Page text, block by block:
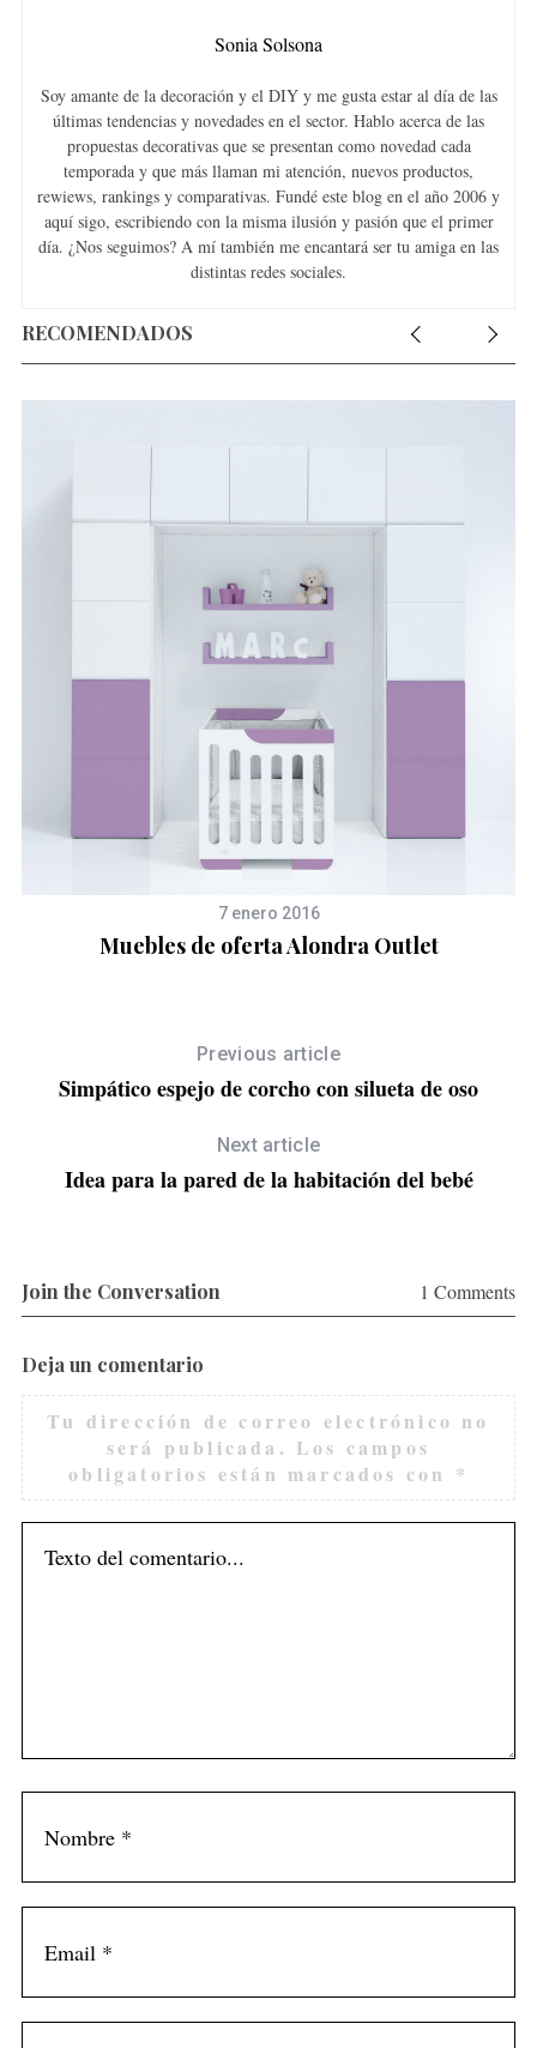
Sonia Solsona
Soy amante de la decoración y el DIY y me gusta estar al día de las
últimas tendencias y novedades en el sector. Hablo acerca de las
propuestas decorativas que se presentan como novedad cada
temporada y que más llaman mi atención, nuevos productos,
rewiews, rankings y comparativas. Fundé este blog en el año 2006 y
aquí sigo, escribiendo con la misma ilusión y pasión que el primer
día. ¿Nos seguimos? A mí también me encantará ser tu amiga en las
distintas redes sociales.
RECOMENDADOS
7 enero 2016
Muebles de oferta Alondra Outlet
Previous article
Simpático espejo de corcho con silueta de oso
Next article
Idea para la pared de la habitación del bebé
Join the Conversation 1 Comments
Deja un comentario
Tu dirección de correo electrónico no
será publicada. Los campos
obligatorios están marcados con *
e
r
h
: